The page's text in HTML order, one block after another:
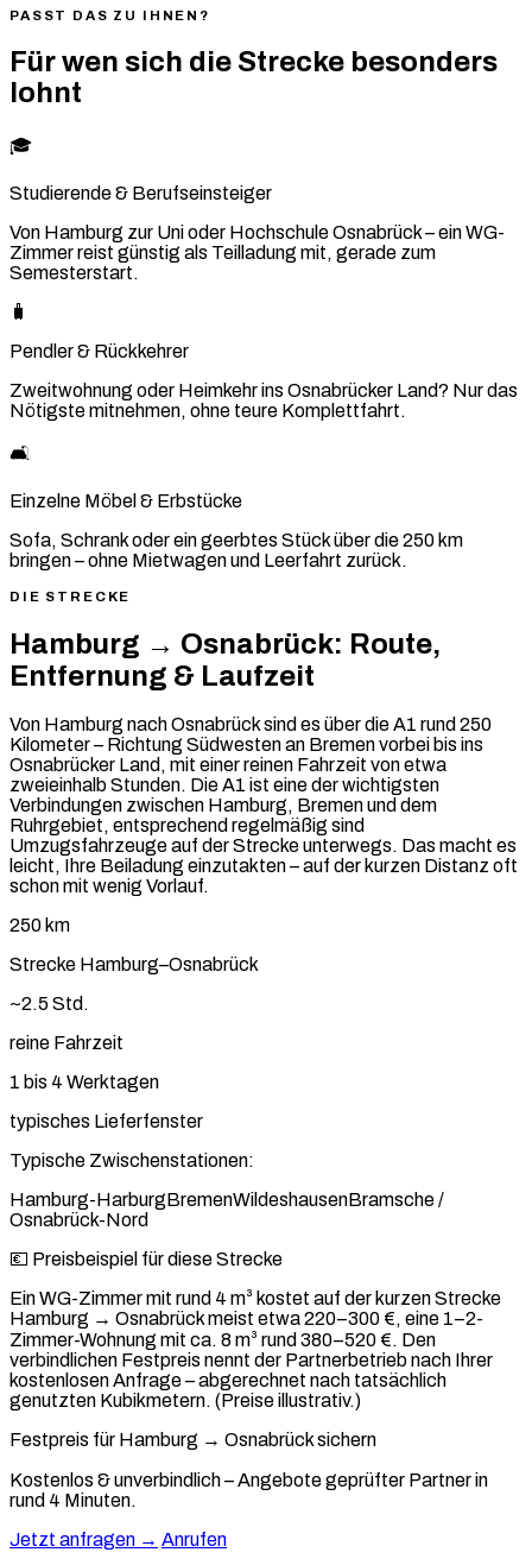
PASST DAS ZU IHNEN?
Für wen sich die Strecke besonders
lohnt
🎓
Studierende & Berufseinsteiger
Von Hamburg zur Uni oder Hochschule Osnabrück – ein WG-
Zimmer reist günstig als Teilladung mit, gerade zum
Semesterstart.
🧳
Pendler & Rückkehrer
Zweitwohnung oder Heimkehr ins Osnabrücker Land? Nur das
Nötigste mitnehmen, ohne teure Komplettfahrt.
🛋️
Einzelne Möbel & Erbstücke
Sofa, Schrank oder ein geerbtes Stück über die 250 km
bringen – ohne Mietwagen und Leerfahrt zurück.
DIE STRECKE
Hamburg → Osnabrück: Route,
Entfernung & Laufzeit
Von Hamburg nach Osnabrück sind es über die A1 rund 250
Kilometer – Richtung Südwesten an Bremen vorbei bis ins
Osnabrücker Land, mit einer reinen Fahrzeit von etwa
zweieinhalb Stunden. Die A1 ist eine der wichtigsten
Verbindungen zwischen Hamburg, Bremen und dem
Ruhrgebiet, entsprechend regelmäßig sind
Umzugsfahrzeuge auf der Strecke unterwegs. Das macht es
leicht, Ihre Beiladung einzutakten – auf der kurzen Distanz oft
schon mit wenig Vorlauf.
250 km
Strecke Hamburg–Osnabrück
~2.5 Std.
reine Fahrzeit
1 bis 4 Werktagen
typisches Lieferfenster
Typische Zwischenstationen:
Hamburg-HarburgBremenWildeshausenBramsche /
Osnabrück-Nord
💶 Preisbeispiel für diese Strecke
Ein WG-Zimmer mit rund 4 m³ kostet auf der kurzen Strecke
Hamburg → Osnabrück meist etwa 220–300 €, eine 1–2-
Zimmer-Wohnung mit ca. 8 m³ rund 380–520 €. Den
verbindlichen Festpreis nennt der Partnerbetrieb nach Ihrer
kostenlosen Anfrage – abgerechnet nach tatsächlich
genutzten Kubikmetern. (Preise illustrativ.)
Festpreis für Hamburg → Osnabrück sichern
Kostenlos & unverbindlich – Angebote geprüfter Partner in
rund 4 Minuten.
Jetzt anfragen → Anrufen